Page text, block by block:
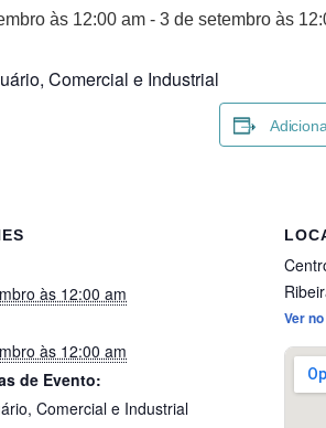
às 12:00 am - 3 de setembro às
Comercial e Industrial
às 12:00 am
às 12:00 am
de Evento:
, Comercial e Industrial
Ver